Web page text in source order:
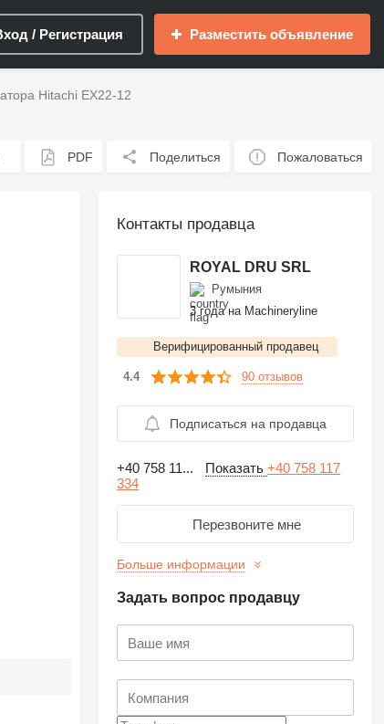
/ Регистрация Разместить объявление
Hitachi EX22-12
PDF Поделиться Пожаловаться
Контакты продавца
ROYAL DRU SRL
Румыния
3 года на Machineryline
Верифицированный продавец
4.4 90 отзывов
Подписаться на продавца
+40 758 11... Показать+40 758 117
334
Перезвоните мне
Больше информации
Задать вопрос продавцу